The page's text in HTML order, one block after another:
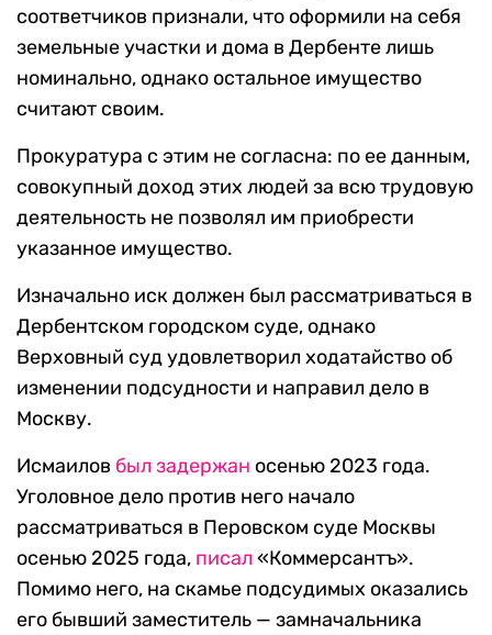
соответчиков признали, что оформили на себя
земельные участки и дома в Дербенте лишь
номинально, однако остальное имущество
считают своим.
Прокуратура с этим не согласна: по ее данным,
совокупный доход этих людей за всю трудовую
деятельность не позволял им приобрести
указанное имущество.
Изначально иск должен был рассматриваться в
Дербентском городском суде, однако
Верховный суд удовлетворил ходатайство об
изменении подсудности и направил дело в
Москву.
Исмаилов был задержан осенью 2023 года.
Уголовное дело против него начало
рассматриваться в Перовском суде Москвы
осенью 2025 года, писал «Коммерсантъ».
Помимо него, на скамье подсудимых оказались
его бывший заместитель — замначальника